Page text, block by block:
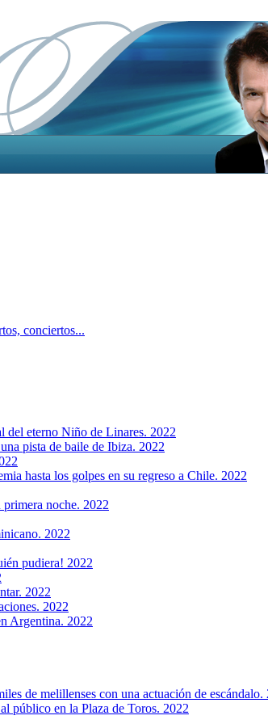
сonciertos...
del eterno Niño de Linares. 2022
pista de baile de Ibiza. 2022
hasta los golpes en su regreso a Chile. 2022
noche. 2022
2022
pudiera! 2022
2022
2022
Argentina. 2022
de melillenses con una actuación de escándalo.
público en la Plaza de Toros. 2022